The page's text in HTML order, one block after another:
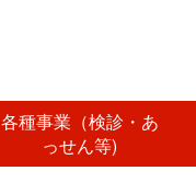
各種事業（検診・あ
っせん等)